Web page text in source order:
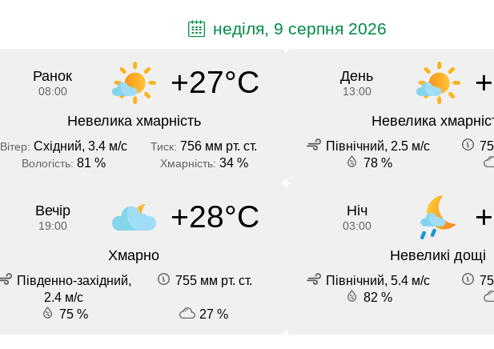
неділя, 9 серпня 2026
Ранок
08:00 +27°C
Невелика хмарність
Вітер: Східний, 3.4 м/с Тиск: 756 мм рт. ст.
Вологість: 81 % Хмарність: 34 %
День
13:00
Невелика
Північний, 2.5 м/с
78 %
Вечір
19:00 +28°C
Хмарно
Південно-західний,
2.4 м/с
755 мм рт. ст.
75 % 27 %
Ніч
03:00
Невеликі дощі
Північний, 5.4 м/с
82 %